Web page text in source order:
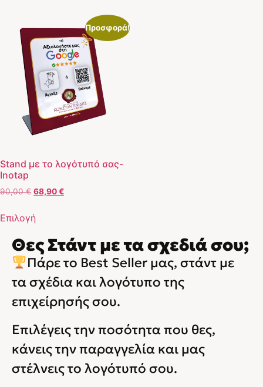
Προσφορά!
Stand με το λογότυπό σας-
Inotap
90,00€ 68,90€
Επιλογή
Θες Στάντ με τα σχεδιά σου;
Πάρε το Best Seller μας, στάντ με
τα σχέδια και λογότυπο της
επιχείρησής σου.
Επιλέγεις την ποσότητα που θες,
κάνεις την παραγγελία και μας
στέλνεις το λογότυπό σου.